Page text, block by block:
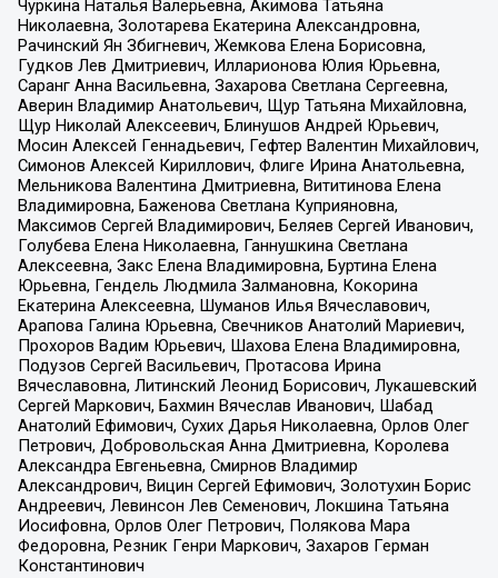
Чуркина Наталья Валерьевна, Акимова Татьяна
Николаевна, Золотарева Екатерина Александровна,
Рачинский Ян Збигневич, Жемкова Елена Борисовна,
Гудков Лев Дмитриевич, Илларионова Юлия Юрьевна,
Саранг Анна Васильевна, Захарова Светлана Сергеевна,
Аверин Владимир Анатольевич, Щур Татьяна Михайловна,
Щур Николай Алексеевич, Блинушов Андрей Юрьевич,
Мосин Алексей Геннадьевич, Гефтер Валентин Михайлович,
Симонов Алексей Кириллович, Флиге Ирина Анатольевна,
Мельникова Валентина Дмитриевна, Вититинова Елена
Владимировна, Баженова Светлана Куприяновна,
Максимов Сергей Владимирович, Беляев Сергей Иванович,
Голубева Елена Николаевна, Ганнушкина Светлана
Алексеевна, Закс Елена Владимировна, Буртина Елена
Юрьевна, Гендель Людмила Залмановна, Кокорина
Екатерина Алексеевна, Шуманов Илья Вячеславович,
Арапова Галина Юрьевна, Свечников Анатолий Мариевич,
Прохоров Вадим Юрьевич, Шахова Елена Владимировна,
Подузов Сергей Васильевич, Протасова Ирина
Вячеславовна, Литинский Леонид Борисович, Лукашевский
Сергей Маркович, Бахмин Вячеслав Иванович, Шабад
Анатолий Ефимович, Сухих Дарья Николаевна, Орлов Олег
Петрович, Добровольская Анна Дмитриевна, Королева
Александра Евгеньевна, Смирнов Владимир
Александрович, Вицин Сергей Ефимович, Золотухин Борис
Андреевич, Левинсон Лев Семенович, Локшина Татьяна
Иосифовна, Орлов Олег Петрович, Полякова Мара
Федоровна, Резник Генри Маркович, Захаров Герман
Константинович